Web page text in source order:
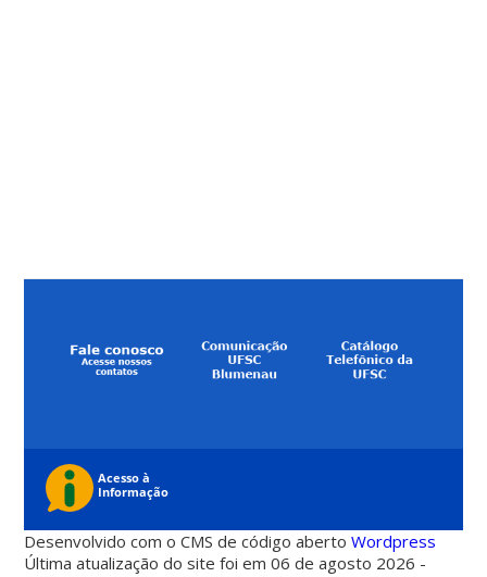
Desenvolvido com o CMS de código abertoWordpress
Última atualização do site foi em 06 de agosto 2026 -